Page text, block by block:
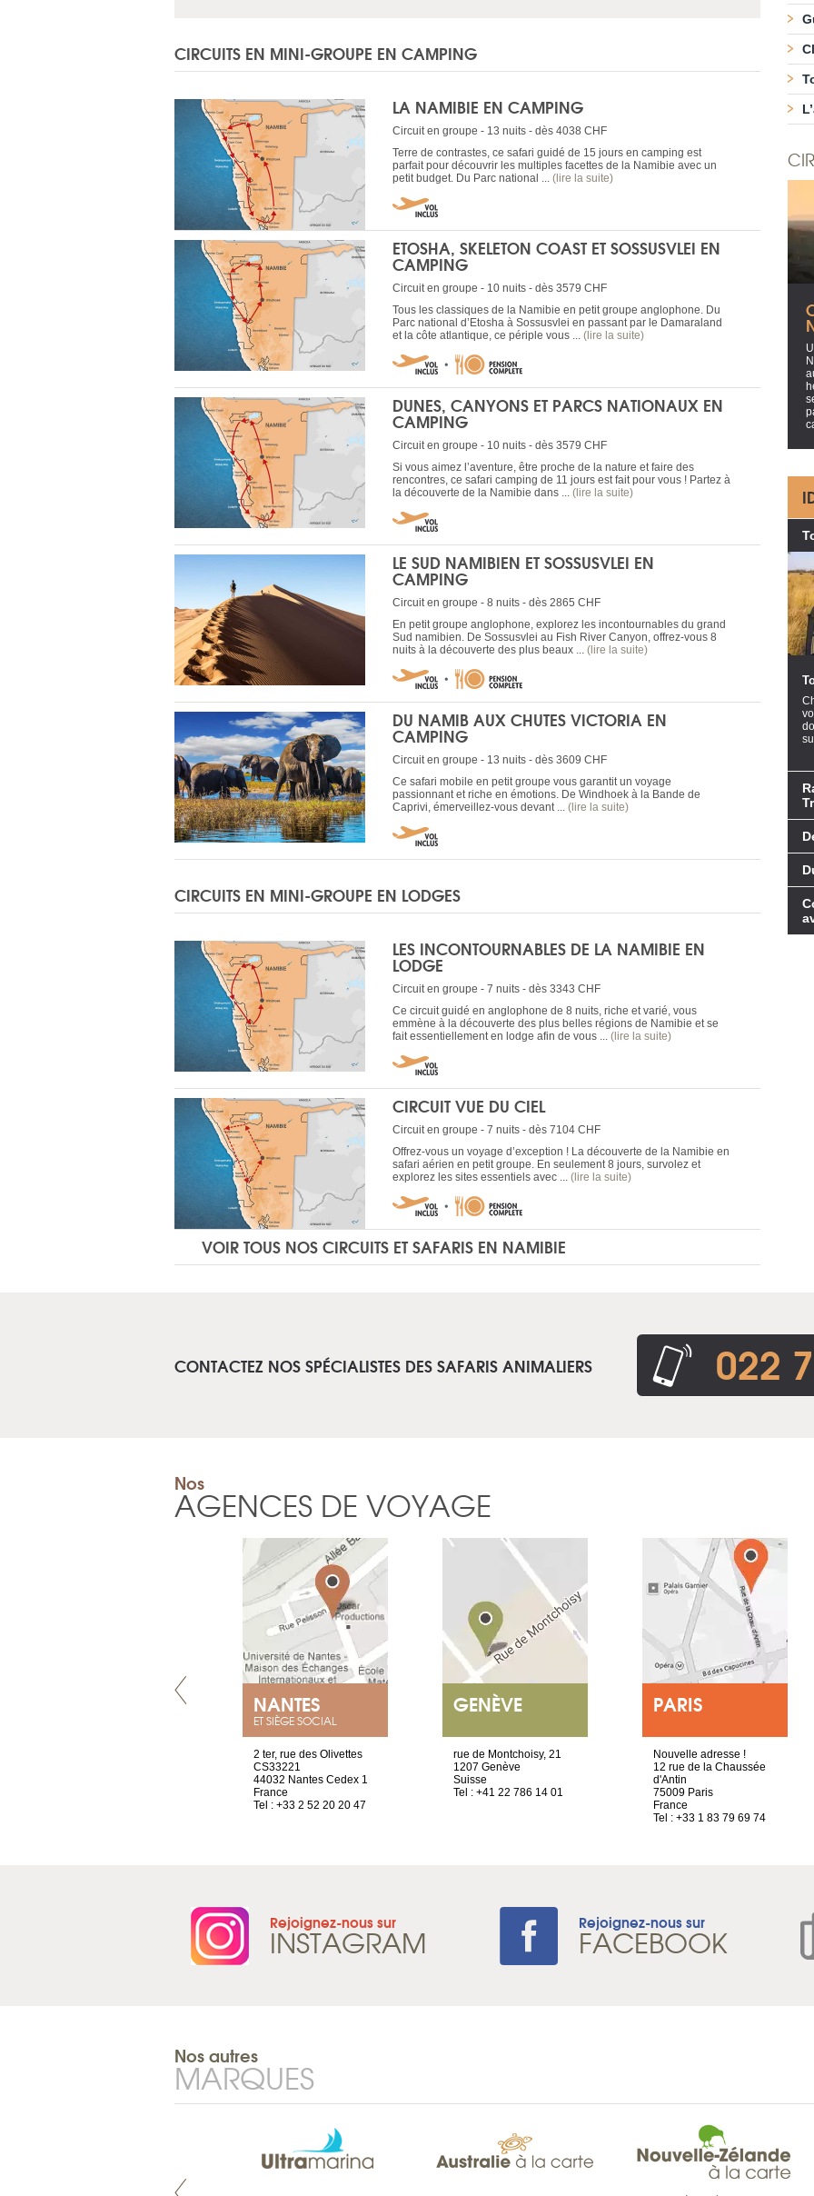
CIRCUITS EN MINI-GROUPE EN CAMPING
LA NAMIBIE EN CAMPING
Circuit en groupe - 13 nuits - dès 4038 CHF
Terre de contrastes, ce safari guidé de 15 jours en camping est
parfait pour découvrir les multiples facettes de la Namibie avec un
petit budget. Du Parc national ... (lire la suite)
ETOSHA, SKELETON COAST ET SOSSUSVLEI EN
CAMPING
Circuit en groupe - 10 nuits - dès 3579 CHF
Tous les classiques de la Namibie en petit groupe anglophone. Du
Parc national d’Etosha à Sossusvlei en passant par le Damaraland
et la côte atlantique, ce périple vous ... (lire la suite)
DUNES, CANYONS ET PARCS NATIONAUX EN
CAMPING
Circuit en groupe - 10 nuits - dès 3579 CHF
Si vous aimez l’aventure, être proche de la nature et faire des
rencontres, ce safari camping de 11 jours est fait pour vous ! Partez à
la découverte de la Namibie dans ... (lire la suite)
LE SUD NAMIBIEN ET SOSSUSVLEI EN
CAMPING
Circuit en groupe - 8 nuits - dès 2865 CHF
En petit groupe anglophone, explorez les incontournables du grand
Sud namibien. De Sossusvlei au Fish River Canyon, offrez-vous 8
nuits à la découverte des plus beaux ... (lire la suite)
DU NAMIB AUX CHUTES VICTORIA EN
CAMPING
Circuit en groupe - 13 nuits - dès 3609 CHF
Ce safari mobile en petit groupe vous garantit un voyage
passionnant et riche en émotions. De Windhoek à la Bande de
Caprivi, émerveillez-vous devant ... (lire la suite)
CIRCUITS EN MINI-GROUPE EN LODGES
LES INCONTOURNABLES DE LA NAMIBIE EN
LODGE
Circuit en groupe - 7 nuits - dès 3343 CHF
Ce circuit guidé en anglophone de 8 nuits, riche et varié, vous
emmène à la découverte des plus belles régions de Namibie et se
fait essentiellement en lodge afin de vous ... (lire la suite)
CIRCUIT VUE DU CIEL
Circuit en groupe - 7 nuits - dès 7104 CHF
Offrez-vous un voyage d’exception ! La découverte de la Namibie en
safari aérien en petit groupe. En seulement 8 jours, survolez et
explorez les sites essentiels avec ... (lire la suite)
VOIR TOUS NOS CIRCUITS ET SAFARIS EN NAMIBIE
CONTACTEZ NOS SPÉCIALISTES DES SAFARIS ANIMALIERS 022
Nos
AGENCES DE VOYAGE
NANTES
ET SIÈGE SOCIAL
2 ter, rue des Olivettes
CS33221
44032 Nantes Cedex 1
France
Tel : +33 2 52 20 20 47
GENÈVE
rue de Montchoisy, 21
1207 Genève
Suisse
Tel : +41 22 786 14 01
PARIS
Nouvelle adresse !
12 rue de la Chaussée
d'Antin
75009 Paris
France
Tel : +33 1 83 79 69 74
Rejoignez-nous sur
INSTAGRAM Rejoignez-nous sur
FACEBOOK
Nos autres
MARQUES